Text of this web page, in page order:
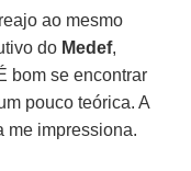
ao mesmo
do Medef,
bom se encontrar
pouco teórica. A
me impressiona.